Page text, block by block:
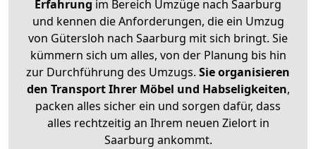
Erfahrung im Bereich Umzüge nach Saarburg
und kennen die Anforderungen, die ein Umzug
von Gütersloh nach Saarburg mit sich bringt. Sie
kümmern sich um alles, von der Planung bis hin
zur Durchführung des Umzugs. Sie organisieren
den Transport Ihrer Möbel und Habseligkeiten,
packen alles sicher ein und sorgen dafür, dass
alles rechtzeitig an Ihrem neuen Zielort in
Saarburg ankommt.